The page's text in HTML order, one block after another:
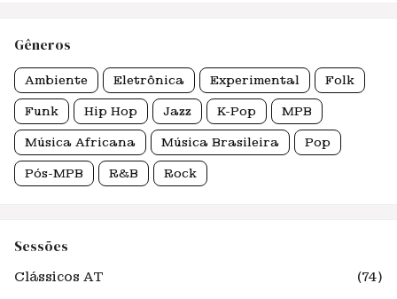
Gêneros
Ambiente Eletrônica Experimental Folk
Funk Hip Hop Jazz K-Pop MPB
Música Africana Música Brasileira Pop
Pós-MPB R&B Rock
Sessões
Clássicos AT
(74)